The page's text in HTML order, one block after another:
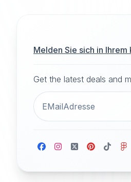
Melden Sie sich in Ihrem
Get the latest deals and